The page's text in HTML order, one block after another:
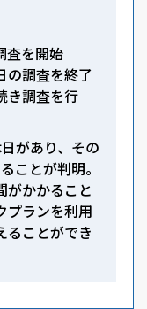
査を開始
調査を終了
き調査を行
があり、その
ことが判明。
がかかること
プランを利用
ることができ